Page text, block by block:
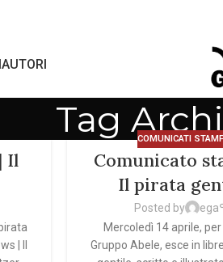
AUTORI
Tag
Il
| Il
COMUNICATI
Comunicato
Il pirata
Posted by
ega
Mercoledì 14 aprile,
Gruppo Abele, esce in